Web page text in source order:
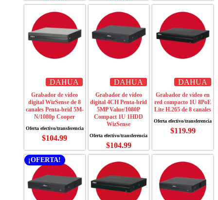
DAHUA
Grabador de vídeo
digital WizSense de 8
canales Penta-brid 5M-
N/1080p Cooper
$104.99
DAHUA
Grabador de vídeo
digital 4CH Penta-brid
5MP Value/1080P
Compact 1U 1HDD
WizSense
$104.99
DAHUA
Grabador de vídeo en
red compacto 1U 8PoE
Lite H.265 de 8 canales
$119.99
¡OFERTA!